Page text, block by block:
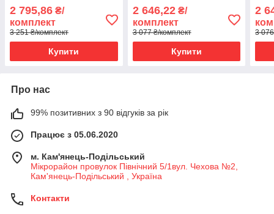
2 795,86 ₴/
комплект
3 251 ₴/комплект
Купити
2 646,22₴/
комплект
3 077 ₴/комплект
Купити
2
3
Про нас
99% позитивних з 90 відгуків за рік
Працює з 05.06.2020
м. Кам'янець-Подільський
Мікрорайон провулок Північний 5/1вул. Чехова №2,
Кам'янець-Подільський , Україна
Контакти